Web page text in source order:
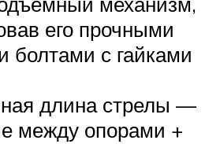
его прочными
болтами с гайками
длина стрелы —
между опорами +